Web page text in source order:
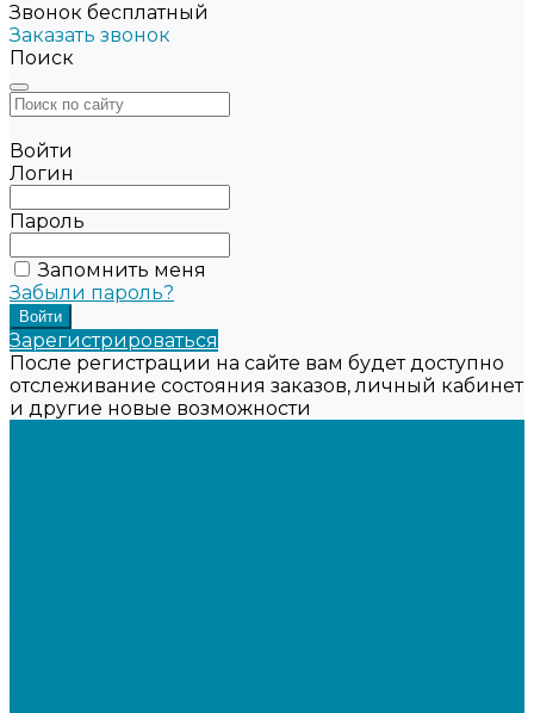
Звонок бесплатный
Заказать звонок
Поиск
Войти
Логин
Пароль
Запомнить меня
Забыли пароль?
Зарегистрироваться
После регистрации на сайте вам будет доступно
отслеживание состояния заказов, личный кабинет
и другие новые возможности